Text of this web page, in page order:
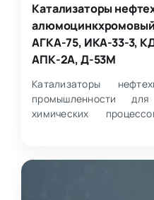
Катализаторы
АГКА-75, ИКА-33-3,
АПК-2А, Д-53М
Катализаторы
промышленности
химических